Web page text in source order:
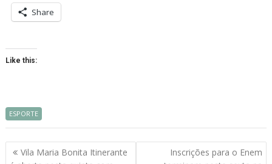
Share
Like this:
ESPORTE
Navegação
Vila Maria Bonita Itinerante
Inscrições para o Enem